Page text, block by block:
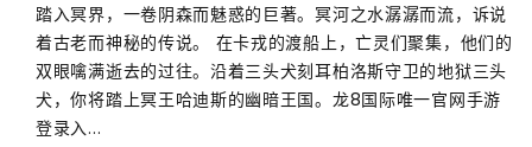
踏入冥界，一卷阴森而魅惑的巨著。冥河之水潺潺而流，诉说
着古老而神秘的传说。 在卡戎的渡船上，亡灵们聚集，他们的
双眼噙满逝去的过往。沿着三头犬刻耳柏洛斯守卫的地狱三头
犬，你将踏上冥王哈迪斯的幽暗王国。龙8国际唯一官网手游
登录入...